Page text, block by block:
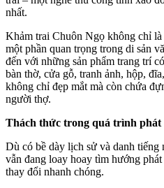
nhất.
Khảm trai Chuôn Ngọ không chỉ là
một phần quan trọng trong di sản
đến với những sản phẩm trang trí
bàn thờ, cửa gỗ, tranh ảnh, hộp,
không chỉ đẹp mắt mà còn chứa
người thợ.
Thách thức trong quá trình phát
Dù có bề dày lịch sử và danh
vẫn đang loay hoay tìm hướng
thay đổi nhanh chóng.